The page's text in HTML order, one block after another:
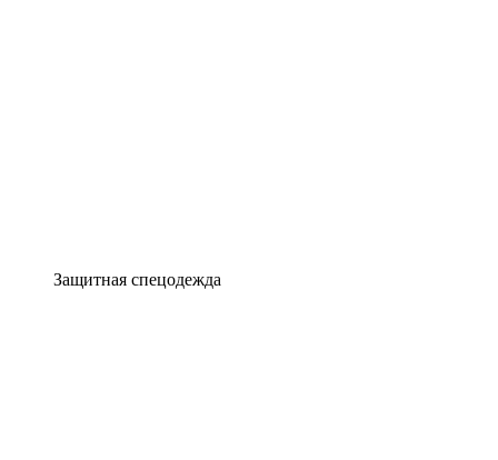
Защитная спецодежда